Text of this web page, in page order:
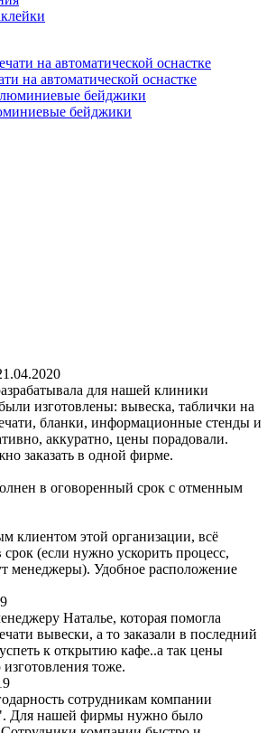
на автоматической оснастке
бейджики
для нашей клиники
изготовлены: вывеска, таблички на
бланки, информационные стенды и
аккуратно, цены порадовали.
заказать в одной фирме.
в оговоренный срок с отменным
клиентом этой организации, всё
срок (если нужно ускорить процесс,
менеджеры). Удобное расположение
Наталье, которая помогла
вывески, а то заказали в последний
к открытию кафе..а так цены
тоже.
сотрудникам компании
Для нашей фирмы нужно было